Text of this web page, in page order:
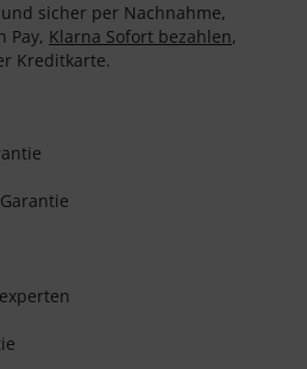
sicher per Nachnahme,
Pay, Klarna Sofort bezahlen,
Kreditkarte.